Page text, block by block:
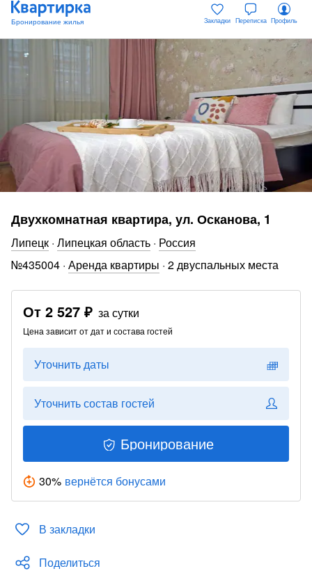
Закладки Переписка Профиль
Двухкомнатная квартира, ул. Осканова, 1
Липецк · Липецкая область · Россия
№435004 · Аренда квартиры · 2 двуспальных места
От 2 527 ₽ за сутки
Цена зависит от дат и состава гостей
Уточнить даты
Уточнить состав гостей
Бронирование
30% вернётся бонусами
В закладки
Поделиться